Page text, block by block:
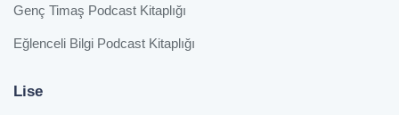
Genç Timaş Podcast Kitaplığı
Eğlenceli Bilgi Podcast Kitaplığı
Lise